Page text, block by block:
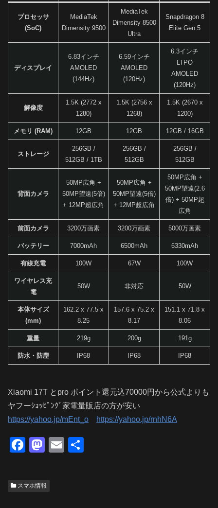
プロセッサ
(SoC)
MediaTek
Dimensity 9500
MediaTek
Dimensity 8500
Ultra
Snapdragon 8
Elite Gen 5
ディスプレイ
6.83インチ
AMOLED
(144Hz)
6.59インチ
AMOLED
(120Hz)
6.3インチ
LTPO
AMOLED
(120Hz)
解像度
1.5K (2772 x
1280)
1.5K (2756 x
1268)
1.5K (2670 x
1200)
メモリ (RAM) 12GB 12GB 12GB / 16GB
ストレージ
256GB /
512GB / 1TB
256GB /
512GB
256GB /
512GB
背面カメラ
50MP広角 +
50MP望遠(5倍)
+ 12MP超広角
50MP広角 +
50MP望遠(5倍)
+ 12MP超広角
50MP広角 +
50MP望遠(2.6
倍) + 50MP超
広角
前面カメラ 3200万画素 3200万画素 5000万画素
バッテリー 7000mAh 6500mAh 6330mAh
有線充電 100W 67W 100W
ワイヤレス充
電
50W 非対応 50W
本体サイズ
(mm)
162.2 x 77.5 x
8.25
157.6 x 75.2 x
8.17
151.1 x 71.8 x
8.06
重量 219g 200g 191g
防水・防塵 IP68 IP68 IP68
Xiaomi 17T とpro ポイント還元込70000円から公式よりも
ヤフーｼｮｯﾋﾟﾝｸﾞ家電量販店の方が安い
https://yahoo.jp/mEnt_o
https://yahoo.jp/rnhN6A
F
c
e
M
st
o
E
スマホ情報